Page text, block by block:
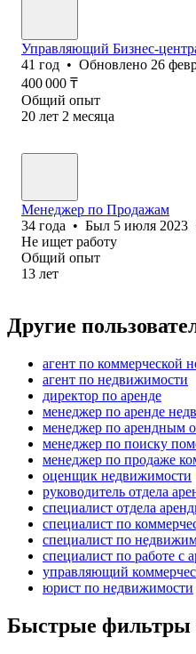
Управляющий Бизнес-
41 год • Обновлено 26
400 000 ₸
Общий опыт
20 лет 2 месяца
Менеджер по Продажам
34 года • Был 5 июля 2023
Не ищет работу
Общий опыт
13 лет
Другие
агент по коммерческой
агент по недвижимости
директор по аренде
менеджер по аренде
менеджер по арендным
менеджер по поиску
менеджер по продаже
оценщик недвижимости
руководитель отдела
специалист отдела
специалист по
специалист по
специалист по работе с
управляющий
юрист по недвижимости
Быстрые фильтры